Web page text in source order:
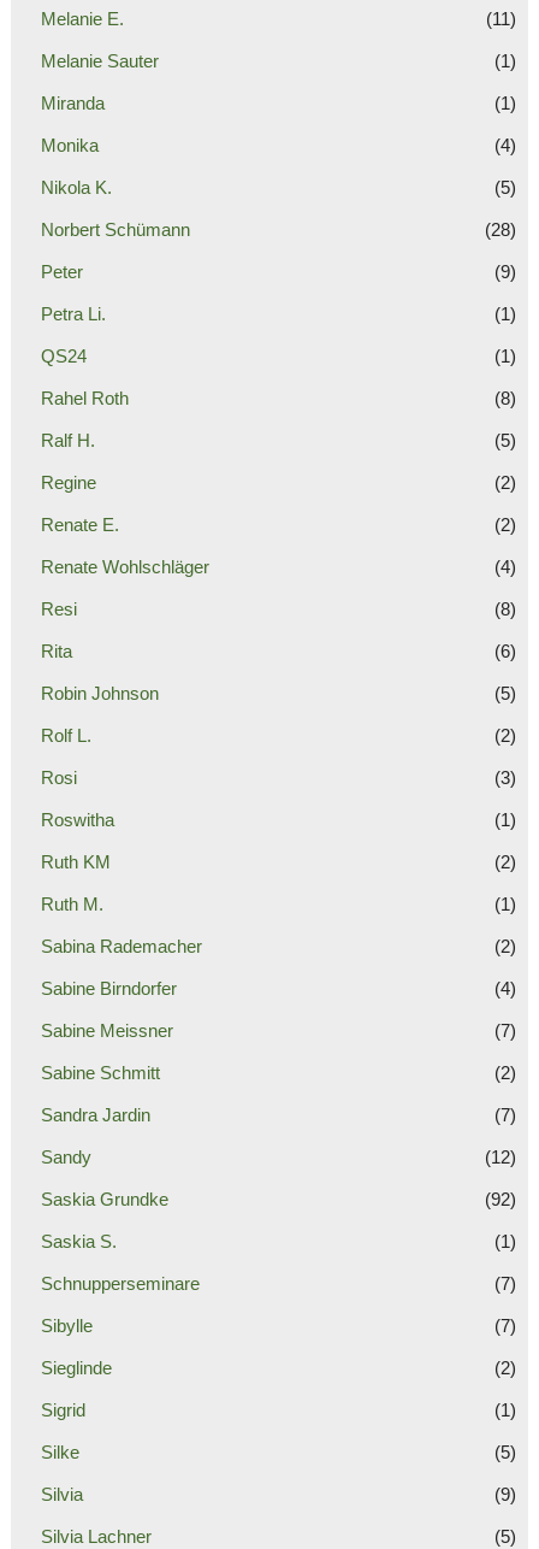
Melanie E. (11)
Melanie Sauter (1)
Miranda (1)
Monika (4)
Nikola K. (5)
Norbert Schümann (28)
Peter (9)
Petra Li. (1)
QS24 (1)
Rahel Roth (8)
Ralf H. (5)
Regine (2)
Renate E. (2)
Renate Wohlschläger (4)
Resi (8)
Rita (6)
Robin Johnson (5)
Rolf L. (2)
Rosi (3)
Roswitha (1)
Ruth KM (2)
Ruth M. (1)
Sabina Rademacher (2)
Sabine Birndorfer (4)
Sabine Meissner (7)
Sabine Schmitt (2)
Sandra Jardin (7)
Sandy (12)
Saskia Grundke (92)
Saskia S. (1)
Schnupperseminare (7)
Sibylle (7)
Sieglinde (2)
Sigrid (1)
Silke (5)
Silvia (9)
Silvia Lachner (5)